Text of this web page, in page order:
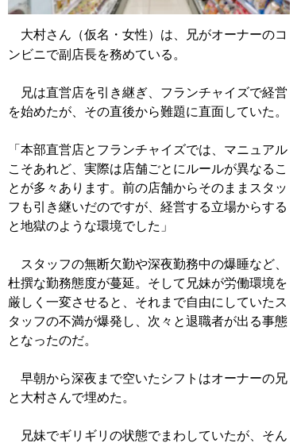
大村さん（仮名・女性）は、兄がオーナーのコ
ンビニで副店長を務めている。
兄は直営店を引き継ぎ、フランチャイズで経営
を始めたが、その直後から難題に直面していた。
「本部直営店とフランチャイズでは、マニュアル
こそあれど、実際は店舗ごとにルールが異なるこ
とが多々あります。前の店舗からそのままスタッ
フも引き継いだのですが、経営する立場からする
と地獄のような環境でした」
スタッフの無断欠勤や深夜勤務中の爆睡など、
杜撰な勤務態度が蔓延。そして兄妹が労働環境を
厳しく一変させると、それまで自由にしていたス
タッフの不満が爆発し、次々と退職者が出る事態
となったのだ。
早朝から深夜まで空いたシフトはオーナーの兄
と大村さんで埋めた。
兄妹でギリギリの状態でまわしていたが、そん